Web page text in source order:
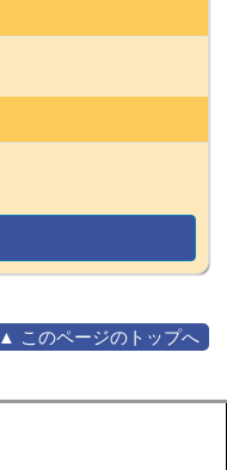
▲ このページのトップへ